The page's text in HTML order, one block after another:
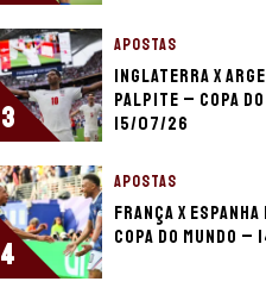
3
APOSTAS
Inglaterra x
palpite – Copa do
15/07/26
4
APOSTAS
França x
Copa do Mundo –